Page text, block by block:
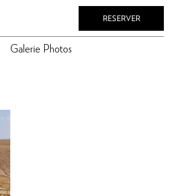
RESERVER
Galerie Photos